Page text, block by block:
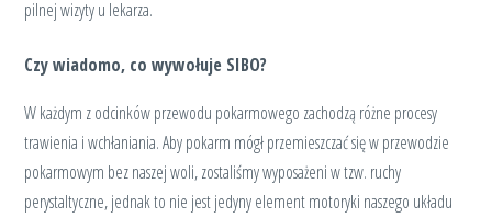
pilnej wizyty u lekarza.
Czy wiadomo, co wywołuje SIBO?
W każdym z odcinków przewodu pokarmowego zachodzą różne procesy
trawienia i wchłaniania. Aby pokarm mógł przemieszczać się w przewodzie
pokarmowym bez naszej woli, zostaliśmy wyposażeni w tzw. ruchy
perystaltyczne, jednak to nie jest jedyny element motoryki naszego układu